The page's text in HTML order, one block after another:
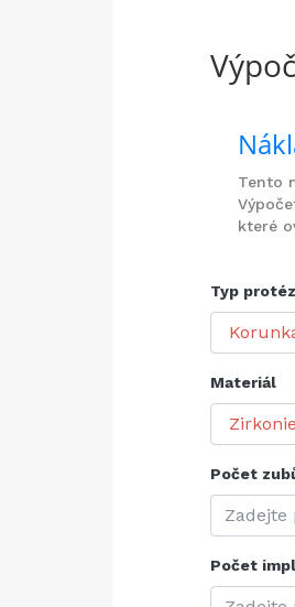
Tento
které
Typ
Materiál
Počet
Počet